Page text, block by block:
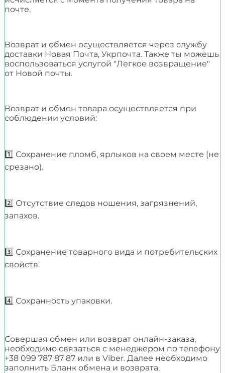
почте.
Возврат и обмен осуществляется через службу
доставки Новая Почта, Укрпочта. Также ты можешь
воспользоваться услугой "Легкое возвращение"
от Новой почты.
Возврат и обмен товара осуществляется при
соблюдении условий:
1️⃣ Сохранение пломб, ярлыков на своем месте (не
срезано).
2️⃣ Отсутствие следов ношения, загрязнений,
запахов.
3️⃣ Сохранение товарного вида и потребительских
свойств.
4️⃣ Сохранность упаковки.
Совершая обмен или возврат онлайн-заказа,
необходимо связаться с менеджером по телефону
+38 099 787 87 87 или в Viber. Далее необходимо
заполнить Бланк обмена и возврата.